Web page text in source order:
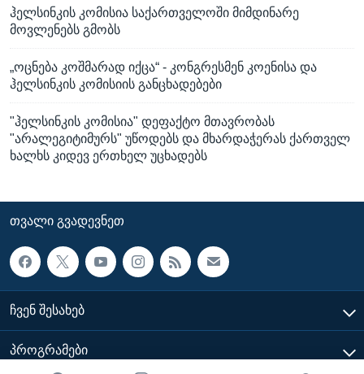
ჰელსინკის კომისია საქართველოში მიმდინარე
მოვლენებს გმობს
„ოცნება კოშმარად იქცა“ - კონგრესმენ კოენისა და
ჰელსინკის კომისიის განცხადებები
"ჰელსინკის კომისია" დეფაქტო მთავრობას
"არალეგიტიმურს" უწოდებს და მხარდაჭერას ქართველ
ხალხს კიდევ ერთხელ უცხადებს
ᲗᲕᲐᲚᲘ ᲒᲕᲐᲓᲔᲕᲜᲔᲗ
ᲩᲕᲔᲜ ᲨᲔᲡᲐᲮᲔᲑ
ᲞᲠᲝᲒᲠᲐᲛᲔᲑᲘ